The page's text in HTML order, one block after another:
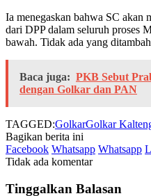
Ia menegaskan bahwa SC akan
dari DPP dalam seluruh proses
bawah. Tidak ada yang
Baca juga: PKB Sebut
dengan Golkar dan PAN
TAGGED:GolkarGolkar
Bagikan berita ini
Facebook Whatsapp Whatsapp
Tidak ada komentar
Tinggalkan Balasan